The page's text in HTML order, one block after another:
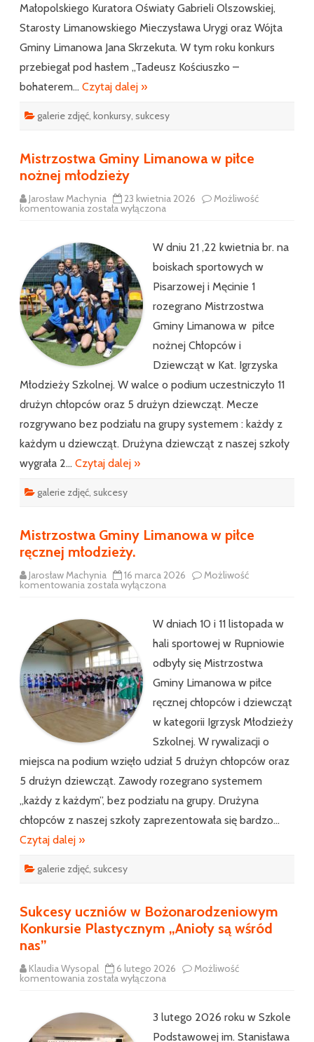
Małopolskiego Kuratora Oświaty Gabrieli Olszowskiej,
Starosty Limanowskiego Mieczysława Urygi oraz Wójta
Gminy Limanowa Jana Skrzekuta. W tym roku konkurs
przebiegał pod hasłem „Tadeusz Kościuszko –
bohaterem… Czytaj dalej »
galerie zdjęć konkursy sukcesy
Mistrzostwa Gminy Limanowa w piłce
nożnej młodzieży
Jarosław Machynia 23 kwietnia 2026 Możliwość
komentowania Mistrzostwa
piłce
nożnej
młodzieży
została wyłączona
W dniu 21 ,22 kwietnia br. na
boiskach sportowych w
Pisarzowej i Męcinie 1
rozegrano Mistrzostwa
Gminy Limanowa w piłce
nożnej Chłopców i
Dziewcząt w Kat. Igrzyska
Młodzieży Szkolnej. W walce o podium uczestniczyło 11
drużyn chłopców oraz 5 drużyn dziewcząt. Mecze
rozgrywano bez podziału na grupy systemem : każdy z
każdym u dziewcząt. Drużyna dziewcząt z naszej szkoły
wygrała 2… Czytaj dalej »
galerie zdjęć sukcesy
Mistrzostwa Gminy Limanowa w piłce
ręcznej młodzieży.
Jarosław Machynia 16 marca 2026 Możliwość
komentowania Mistrzostwa
piłce
ręcznej
młodzieży.
została wyłączona
W dniach 10 i 11 listopada w
hali sportowej w Rupniowie
odbyły się Mistrzostwa
Gminy Limanowa w piłce
ręcznej chłopców i dziewcząt
w kategorii Igrzysk Młodzieży
Szkolnej. W rywalizacji o
miejsca na podium wzięło udział 5 drużyn chłopców oraz
5 drużyn dziewcząt. Zawody rozegrano systemem
„każdy z każdym”, bez podziału na grupy. Drużyna
chłopców z naszej szkoły zaprezentowała się bardzo…
Czytaj dalej »
galerie zdjęć sukcesy
Sukcesy uczniów w Bożonarodzeniowym
Konkursie Plastycznym „Anioły są wśród
nas”
Klaudia Wysopal 6 lutego 2026 Możliwość
komentowaniaSukcesy
Konkursie
Plastycznym
„Anioły
została wyłączona
3 lutego 2026 roku w Szkole
Podstawowej im. Stanisława